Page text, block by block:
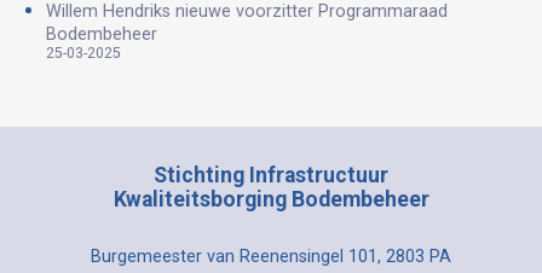
Willem Hendriks nieuwe voorzitter Programmaraad
Bodembeheer
25-03-2025
Stichting Infrastructuur
Kwaliteitsborging Bodembeheer
Burgemeester van Reenensingel 101, 2803 PA